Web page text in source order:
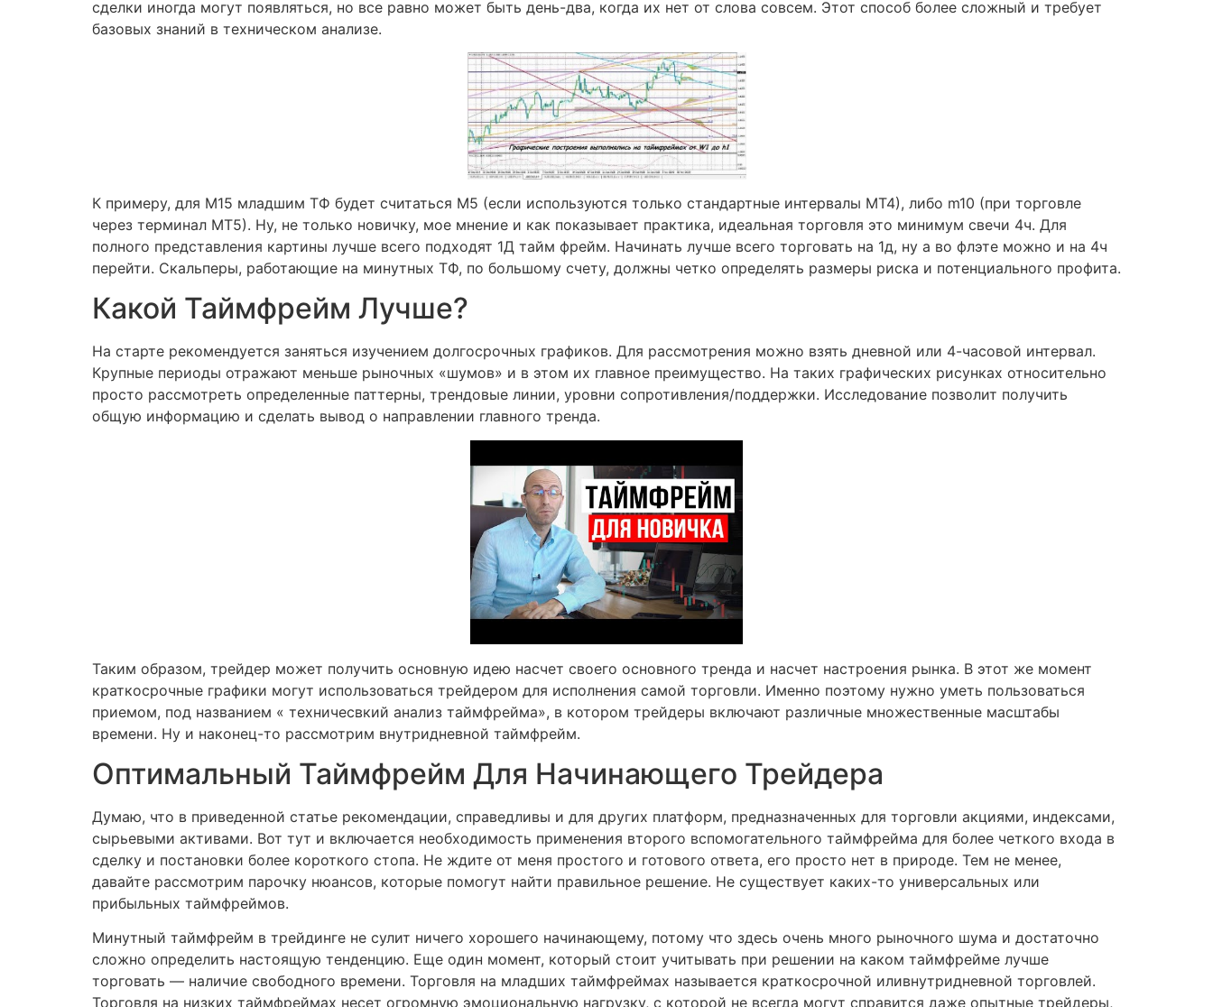
сделки иногда могут появляться, но все равно может быть день-два, когда их нет от слова совсем. Этот способ более сложный и требует
базовых знаний в техническом анализе.
К примеру, для M15 младшим ТФ будет считаться M5 (если используются только стандартные интервалы MT4), либо m10 (при торговле
через терминал MT5). Ну, не только новичку, мое мнение и как показывает практика, идеальная торговля это минимум свечи 4ч. Для
полного представления картины лучше всего подходят 1Д тайм фрейм. Начинать лучше всего торговать на 1д, ну а во флэте можно и на 4ч
перейти. Скальперы, работающие на минутных ТФ, по большому счету, должны четко определять размеры риска и потенциального профита.
Какой Таймфрейм Лучше?
На старте рекомендуется заняться изучением долгосрочных графиков. Для рассмотрения можно взять дневной или 4-часовой интервал.
Крупные периоды отражают меньше рыночных «шумов» и в этом их главное преимущество. На таких графических рисунках относительно
просто рассмотреть определенные паттерны, трендовые линии, уровни сопротивления/поддержки. Исследование позволит получить
общую информацию и сделать вывод о направлении главного тренда.
Таким образом, трейдер может получить основную идею насчет своего основного тренда и насчет настроения рынка. В этот же момент
краткосрочные графики могут использоваться трейдером для исполнения самой торговли. Именно поэтому нужно уметь пользоваться
приемом, под названием « техничесвкий анализ таймфрейма», в котором трейдеры включают различные множественные масштабы
времени. Ну и наконец-то рассмотрим внутридневной таймфрейм.
Оптимальный Таймфрейм Для Начинающего Трейдера
Думаю, что в приведенной статье рекомендации, справедливы и для других платформ, предназначенных для торговли акциями, индексами,
сырьевыми активами. Вот тут и включается необходимость применения второго вспомогательного таймфрейма для более четкого входа в
сделку и постановки более короткого стопа. Не ждите от меня простого и готового ответа, его просто нет в природе. Тем не менее,
давайте рассмотрим парочку нюансов, которые помогут найти правильное решение. Не существует каких-то универсальных или
прибыльных таймфреймов.
Минутный таймфрейм в трейдинге не сулит ничего хорошего начинающему, потому что здесь очень много рыночного шума и достаточно
сложно определить настоящую тенденцию. Еще один момент, который стоит учитывать при решении на каком таймфрейме лучше
торговать — наличие свободного времени. Торговля на младших таймфреймах называется краткосрочной иливнутридневной торговлей.
Торговля на низких таймфреймах несет огромную эмоциональную нагрузку, с которой не всегда могут справится даже опытные трейдеры,